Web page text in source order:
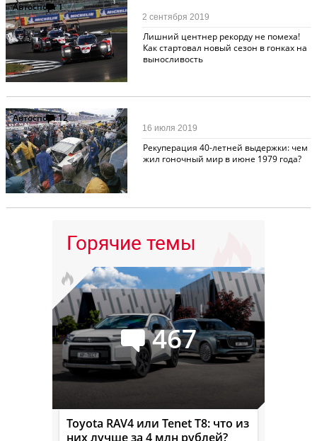
Автоспорт1
Лишний центнер рекорду не помеха!
Как стартовал новый сезон в гонках на
выносливость
2 сентября 2019
Автоспорт12
Рекуперация 40-летней выдержки: чем
жил гоночный мир в июне 1979 года?
16 июля 2019
Горячие темы
467
Toyota RAV4 или Tenet T8: что из
них лучше за 4 млн рублей?